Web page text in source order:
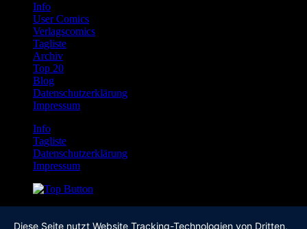
Info
User Comics
Verlagscomics
Tagliste
Archiv
Top 20
Blog
Datenschutzerklärung
Impressum
Info
Tagliste
Datenschutzerklärung
Impressum
Diese Seite nutzt Website Tracking-Technologien von Dritten,